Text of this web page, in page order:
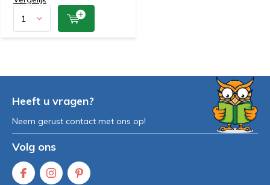
Heeft u vragen?
Neem gerust contact met ons op!
Volg ons